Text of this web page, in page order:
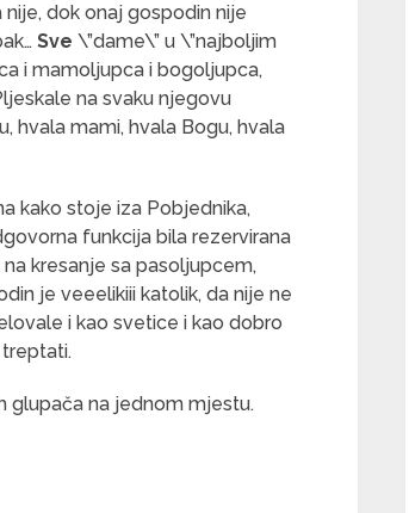
dok onaj gospodin nije
Sve \”dame\” u \”najboljim
i mamoljupca i bogoljupca,
na svaku njegovu
hvala mami, hvala Bogu, hvala
kako stoje iza Pobjednika,
funkcija bila rezervirana
kresanje sa pasoljupcem,
je veeelikiii katolik, da nije ne
i kao svetice i kao dobro
glupača na jednom mjestu.